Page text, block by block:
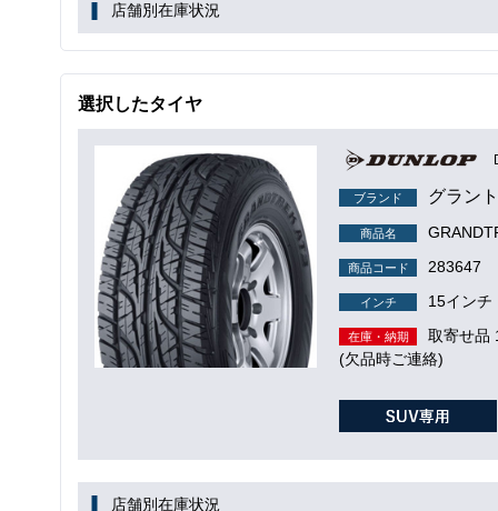
店舗別在庫状況
選択したタイヤ
ブランド グラン
商品名
商品コード 283647
インチ 15インチ
在庫・納期
取寄せ品
(欠品時ご連絡)
店舗別在庫状況